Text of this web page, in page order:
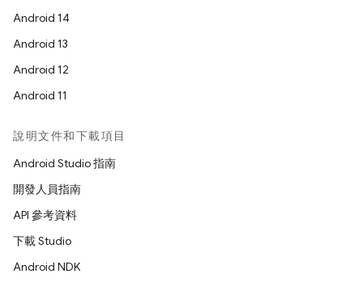
Android 14
Android 13
Android 12
Android 11
說明文件和下載項目
Android Studio 指南
開發人員指南
API 參考資料
下載 Studio
Android NDK